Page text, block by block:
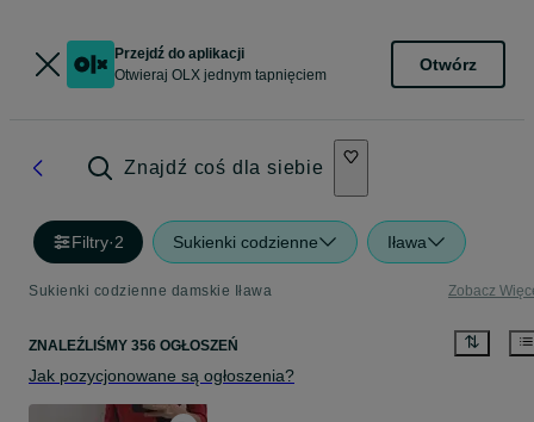
Przejdź do aplikacji
Otwieraj OLX jednym tapnięciem
Otwórz
Znajdź coś dla siebie
Filtry·2 Sukienki codzienne Iława
Sukienki codzienne damskie Iława Zobacz
ZNALEŹLIŚMY 356 OGŁOSZEŃ
Jak pozycjonowane są ogłoszenia?